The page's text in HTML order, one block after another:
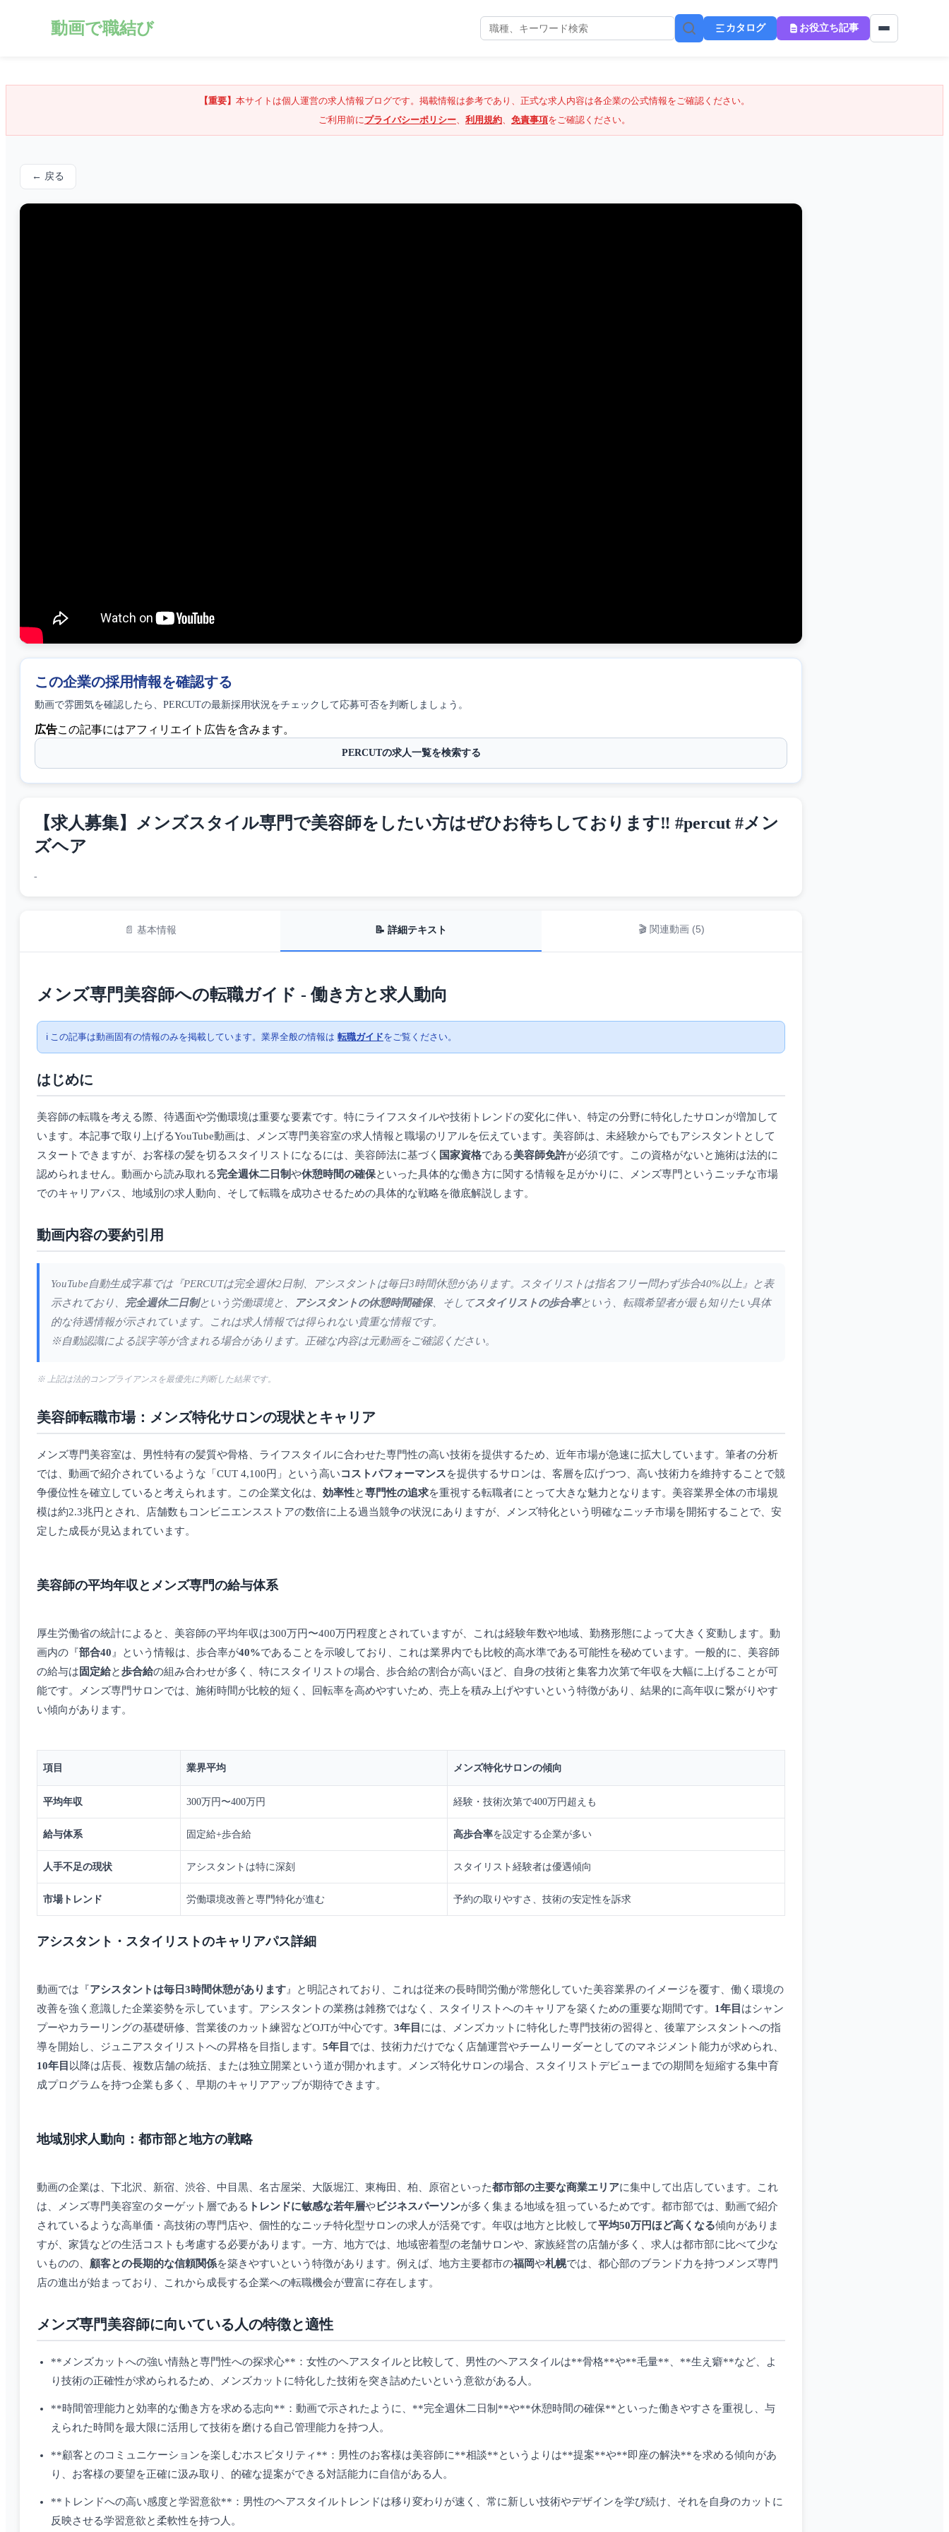
動画で職結び カタログ お役立ち記事
【重要】 本サイトは個人運営の求人情報ブログです。掲載情報は参考であり、正式な求人内容は各企業の公式情報をご確認ください。
ご利用前にプライバシーポリシー、 利用規約、 免責事項をご確認ください。
← 戻る
この企業の採用情報を確認する
動画で雰囲気を確認したら、 PERCUTの最新採用状況をチェックして応募可否を判断しましょう。
広告この記事にはアフィリエイト広告を含みます。
PERCUTの求人一覧を検索する
【求人募集】メンズスタイル専門で美容師をしたい方はぜひお待ちしております‼️ #percut #メン
ズヘア
-
📄 基本情報 📝 詳細テキスト 🎬 関連動画 (5)
メンズ専門美容師への転職ガイド - 働き方と求人動向
ℹ️ この記事は動画固有の情報のみを掲載しています。業界全般の情報は 転職ガイドをご覧ください。
はじめに
美容師の転職を考える際、待遇面や労働環境は重要な要素です。特にライフスタイルや技術トレンドの変化に伴い、特定の分野に特化したサロンが増加して
います。本記事で取り上げるYouTube動画は、メンズ専門美容室の求人情報と職場のリアルを伝えています。美容師は、未経験からでもアシスタントとして
スタートできますが、お客様の髪を切るスタイリストになるには、美容師法に基づく 国家資格である美容師免許が必須です。この資格がないと施術は法的に
認められません。動画から読み取れる完全週休二日制や休憩時間の確保といった具体的な働き方に関する情報を足がかりに、メンズ専門というニッチな市場
でのキャリアパス、地域別の求人動向、そして転職を成功させるための具体的な戦略を徹底解説します。
動画内容の要約引用
YouTube自動生成字幕では『PERCUTは完全週休2日制、アシスタントは毎日3時間休憩があります。スタイリストは指名フリー問わず歩合40%以上』と表
示されており、
完全週休二日制という労働環境と、 アシスタントの休憩時間確保、そしてスタイリストの歩合率という、転職希望者が最も知りたい具体
的な待遇情報が示されています。これは求人情報では得られない貴重な情報です。
※自動認識による誤字等が含まれる場合があります。正確な内容は元動画をご確認ください。
※ 上記は法的コンプライアンスを最優先に判断した結果です。
美容師転職市場：メンズ特化サロンの現状とキャリア
メンズ専門美容室は、男性特有の髪質や骨格、ライフスタイルに合わせた専門性の高い技術を提供するため、近年市場が急速に拡大しています。筆者の分析
では、動画で紹介されているような「CUT 4,100円」という高いコストパフォーマンスを提供するサロンは、客層を広げつつ、高い技術力を維持することで競
争優位性を確立していると考えられます。この企業文化は、 効率性と専門性の追求を重視する転職者にとって大きな魅力となります。美容業界全体の市場規
模は約2.3兆円とされ、店舗数もコンビニエンスストアの数倍に上る過当競争の状況にありますが、メンズ特化という明確なニッチ市場を開拓することで、安
定した成長が見込まれています。
美容師の平均年収とメンズ専門の給与体系
厚生労働省の統計によると、美容師の平均年収は300万円〜400万円程度とされていますが、これは経験年数や地域、勤務形態によって大きく変動します。動
画内の『部合40 』という情報は、歩合率が40%であることを示唆しており、これは業界内でも比較的高水準である可能性を秘めています。一般的に、美容師
の給与は 固定給と歩合給の組み合わせが多く、特にスタイリストの場合、歩合給の割合が高いほど、自身の技術と集客力次第で年収を大幅に上げることが可
能です。メンズ専門サロンでは、施術時間が比較的短く、回転率を高めやすいため、売上を積み上げやすいという特徴があり、結果的に高年収に繋がりやす
い傾向があります。
項目 業界平均 メンズ特化サロンの傾向
平均年収 300万円〜400万円 経験・技術次第で400万円超えも
給与体系 固定給+歩合給 高歩合率を設定する企業が多い
人手不足の現状 アシスタントは特に深刻 スタイリスト経験者は優遇傾向
市場トレンド 労働環境改善と専門特化が進む 予約の取りやすさ、技術の安定性を訴求
アシスタント・スタイリストのキャリアパス詳細
動画では『アシスタントは毎日3時間休憩があります 』と明記されており、これは従来の長時間労働が常態化していた美容業界のイメージを覆す、働く環境の
改善を強く意識した企業姿勢を示しています。アシスタントの業務は雑務ではなく、スタイリストへのキャリアを築くための重要な期間です。 1年目 はシャン
プーやカラーリングの基礎研修、営業後のカット練習などOJTが中心です。 3年目 には、メンズカットに特化した専門技術の習得と、後輩アシスタントへの指
導を開始し、ジュニアスタイリストへの昇格を目指します。 5年目 では、技術力だけでなく店舗運営やチームリーダーとしてのマネジメント能力が求められ、
10年目 以降は店長、複数店舗の統括、または独立開業という道が開かれます。メンズ特化サロンの場合、スタイリストデビューまでの期間を短縮する集中育
成プログラムを持つ企業も多く、早期のキャリアアップが期待できます。
地域別求人動向：都市部と地方の戦略
動画の企業は、下北沢、新宿、渋谷、中目黒、名古屋栄、大阪堀江、東梅田、柏、原宿といった都市部の主要な商業エリアに集中して出店しています。これ
は、メンズ専門美容室のターゲット層である トレンドに敏感な若年層やビジネスパーソンが多く集まる地域を狙っているためです。都市部では、動画で紹介
されているような高単価・高技術の専門店や、個性的なニッチ特化型サロンの求人が活発です。年収は地方と比較して平均50万円ほど高くなる傾向がありま
すが、家賃などの生活コストも考慮する必要があります。一方、地方では、地域密着型の老舗サロンや、家族経営の店舗が多く、求人は都市部に比べて少な
いものの、 顧客との長期的な信頼関係を築きやすいという特徴があります。例えば、地方主要都市の福岡や札幌では、都心部のブランド力を持つメンズ専門
店の進出が始まっており、これから成長する企業への転職機会が豊富に存在します。
メンズ専門美容師に向いている人の特徴と適性
**メンズカットへの強い情熱と専門性への探求心**：女性のヘアスタイルと比較して、男性のヘアスタイルは**骨格**や**毛量**、**生え癖**など、よ
り技術の正確性が求められるため、メンズカットに特化した技術を突き詰めたいという意欲がある人。
**時間管理能力と効率的な働き方を求める志向**：動画で示されたように、**完全週休二日制**や**休憩時間の確保**といった働きやすさを重視し、与
えられた時間を最大限に活用して技術を磨ける自己管理能力を持つ人。
**顧客とのコミュニケーションを楽しむホスピタリティ**：男性のお客様は美容師に**相談**というよりは**提案**や**即座の解決**を求める傾向があ
り、お客様の要望を正確に汲み取り、的確な提案ができる対話能力に自信がある人。
**トレンドへの高い感度と学習意欲**：男性のヘアスタイルトレンドは移り変わりが速く、常に新しい技術やデザインを学び続け、それを自身のカットに
反映させる学習意欲と柔軟性を持つ人。